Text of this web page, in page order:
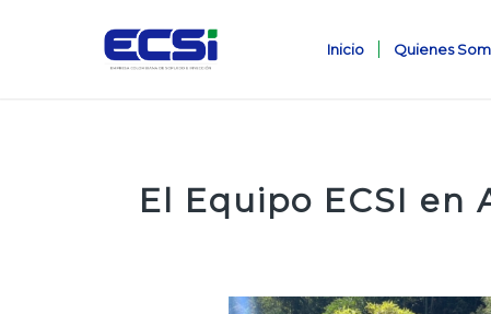
Inicio Quienes
El Equipo ECSI en